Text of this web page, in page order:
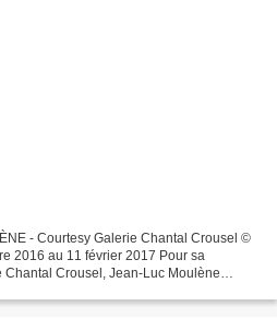
Crousel ©
2016 au 11 février 2017 Pour sa
Crousel, Jean-Luc Moulène